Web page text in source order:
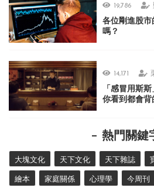
19,786
各位剛進股市
嗎？
14,171
「感冒用斯
你看到都會背
熱門關鍵
大塊文化 天下文化 天下雜誌
繪本 家庭關係 心理學 今周刊